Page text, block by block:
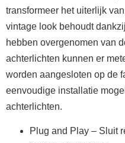
transformeer het uiterlijk
vintage look behoudt
hebben overgenomen van
achterlichten kunnen er
worden aangesloten op de
eenvoudige installatie
achterlichten.
Plug and Play – Sluit